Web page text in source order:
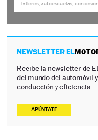
NEWSLETTER EL
Recibe la newsletter de
del mundo del automóvil
conducción y eficiencia.
APÚNTATE